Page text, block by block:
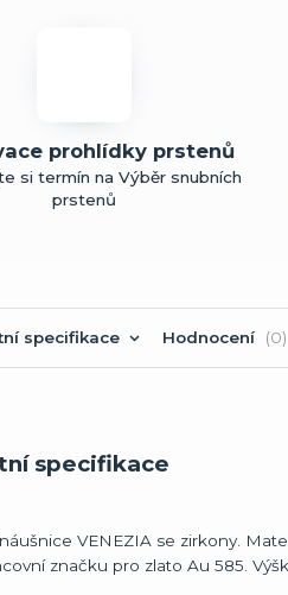
prohlídky prstenů
si termín na Výběr snubních
prstenů
specifikace Hodnocení 0
specifikace
VENEZIA se zirkony.
značku pro zlato Au 585.